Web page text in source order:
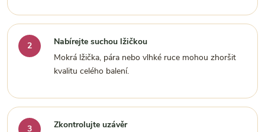
Nabírejte suchou lžičkou
Mokrá lžička, pára nebo vlhké ruce mohou zhoršit
kvalitu celého balení.
Zkontrolujte uzávěr